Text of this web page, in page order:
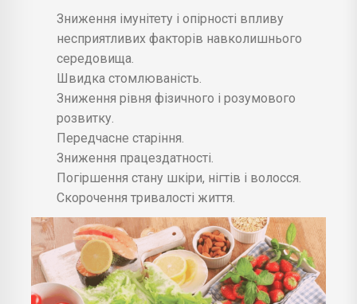
Зниження імунітету і опірності впливу
несприятливих факторів навколишнього
середовища.
Швидка стомлюваність.
Зниження рівня фізичного і розумового
розвитку.
Передчасне старіння.
Зниження працездатності.
Погіршення стану шкіри, нігтів і волосся.
Скорочення тривалості життя.